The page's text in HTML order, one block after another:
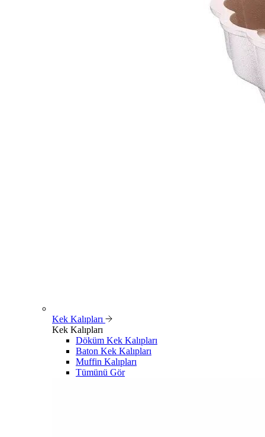
Kek Kalıpları
Kek Kalıpları
Döküm Kek Kalıpları
Baton Kek Kalıpları
Muffin Kalıpları
Tümünü Gör